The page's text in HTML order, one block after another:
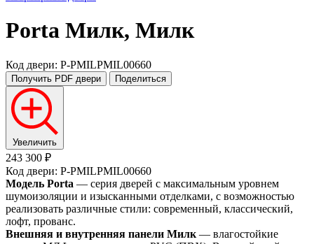
Porta Милк, Милк
Код двери: P-PMILPMIL00660
Получить PDF двери Поделиться
Увеличить
243 300 ₽
Код двери: P-PMILPMIL00660
Модель Porta — серия дверей с максимальным уровнем
шумоизоляции и изысканными отделками, с возможностью
реализовать различные стили: современный, классический,
лофт, прованс.
Внешняя и внутренняя панели Милк — влагостойкие